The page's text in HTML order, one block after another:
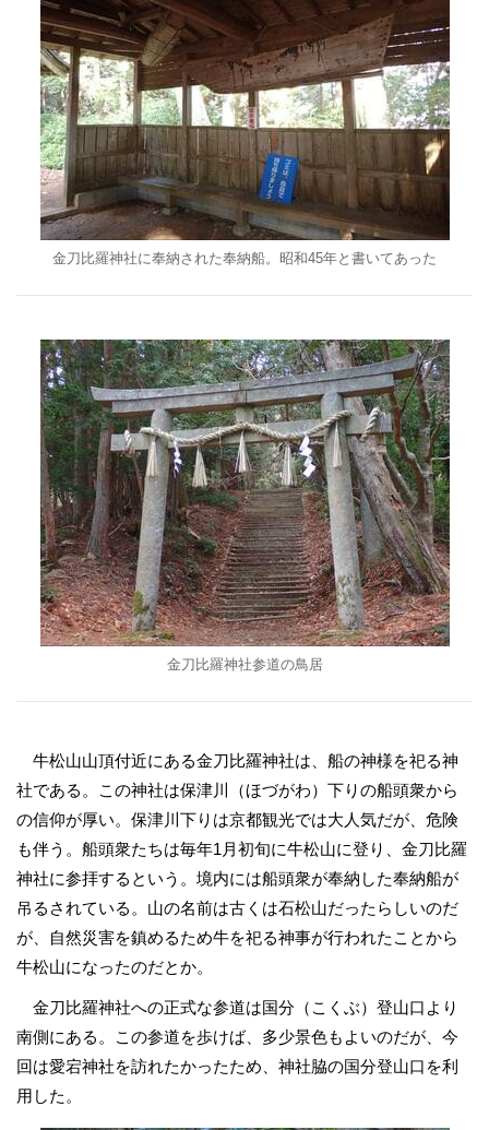
金刀比羅神社に奉納された奉納船。昭和45年と書いてあった
金刀比羅神社参道の鳥居
牛松山山頂付近にある金刀比羅神社は、船の神様を祀る神
社である。この神社は保津川（ほづがわ）下りの船頭衆から
の信仰が厚い。保津川下りは京都観光では大人気だが、危険
も伴う。船頭衆たちは毎年1月初旬に牛松山に登り、金刀比羅
神社に参拝するという。境内には船頭衆が奉納した奉納船が
吊るされている。山の名前は古くは石松山だったらしいのだ
が、自然災害を鎮めるため牛を祀る神事が行われたことから
牛松山になったのだとか。
金刀比羅神社への正式な参道は国分（こくぶ）登山口より
南側にある。この参道を歩けば、多少景色もよいのだが、今
回は愛宕神社を訪れたかったため、神社脇の国分登山口を利
用した。